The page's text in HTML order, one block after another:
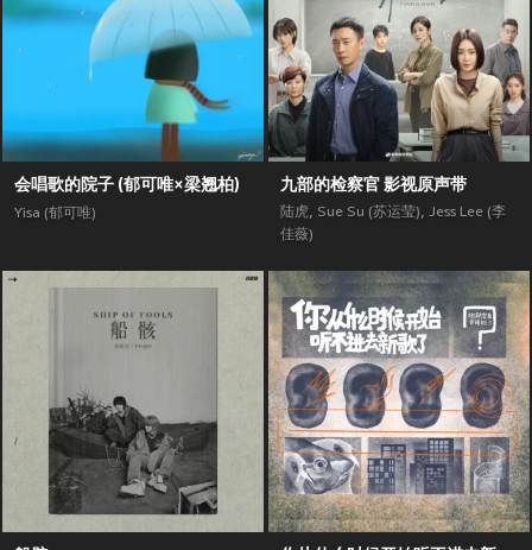
会唱歌的院子 (郁可唯×梁翘柏)
Yisa (郁可唯)
九部的检察官 影视原声带
陆虎, Sue Su (苏运莹), Jess Lee (李
佳薇)